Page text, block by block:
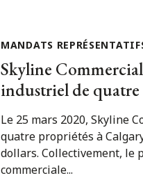
MANDATS
Skyline
industriel de
Le 25 mars 2020, Skyline
quatre propriétés à
dollars. Collectivement, le
commerciale...